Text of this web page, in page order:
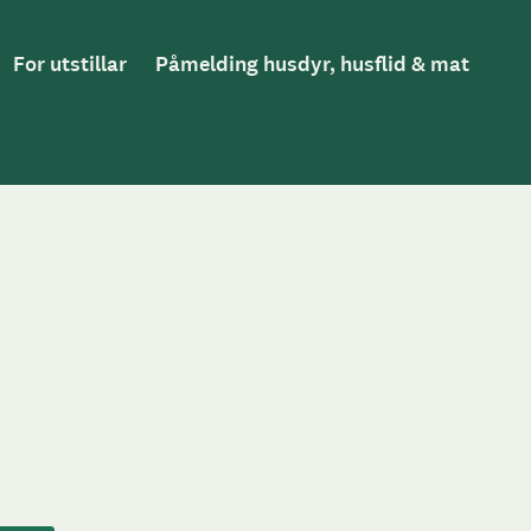
For utstillar Påmelding husdyr, husflid & mat